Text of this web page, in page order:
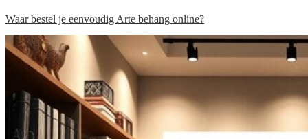
Waar bestel je eenvoudig Arte behang online?